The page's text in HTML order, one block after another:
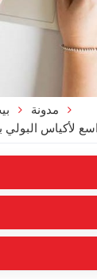
مدونة
لأكياس البولي